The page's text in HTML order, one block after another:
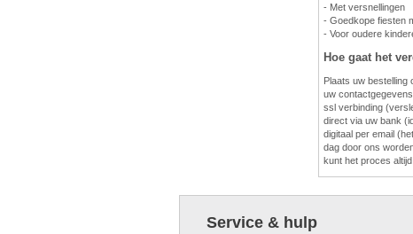
- Met versnellingen
- Goedkope fiesten
- Voor oudere
Hoe gaat het
Plaats uw bestelling
uw
ssl verbinding
direct via uw bank
digitaal per email
dag door ons
kunt het proces
Service & hulp